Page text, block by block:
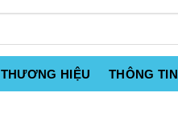
THƯƠNG HIỆU THÔNG TIN